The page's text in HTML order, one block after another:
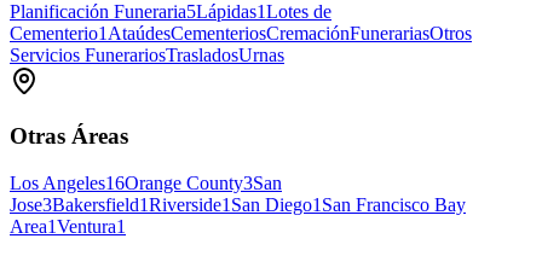
Planificación Funeraria5Lápidas1Lotes de
Cementerio1AtaúdesCementeriosCremaciónFunerariasOtros
Servicios FunerariosTrasladosUrnas
Otras Áreas
Los Angeles16Orange County3San
Jose3Bakersfield1Riverside1 San Diego1 San Francisco Bay
Area1Ventura1